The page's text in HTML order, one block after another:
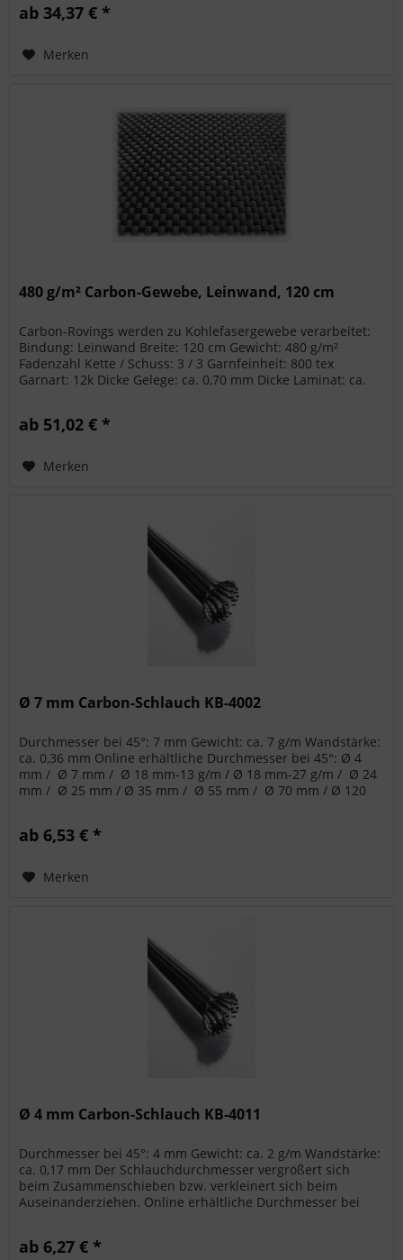
ab 34,37 € *
Merken
480 g/m² Carbon-Gewebe, Leinwand, 120 cm
Carbon-Rovings werden zu Kohlefasergewebe verarbeitet:
Bindung: Leinwand Breite: 120 cm Gewicht: 480 g/m²
Fadenzahl Kette / Schuss: 3 / 3 Garnfeinheit: 800 tex
Garnart: 12k Dicke Gelege: ca. 0,70 mm Dicke Laminat: ca.
ab 51,02 € *
Merken
Ø 7 mm Carbon-Schlauch KB-4002
Durchmesser bei 45°: 7 mm Gewicht: ca. 7 g/m Wandstärke:
ca. 0,36 mm Online erhältliche Durchmesser bei 45°: Ø 4
mm /  Ø 7 mm /  Ø 18 mm-13 g/m / Ø 18 mm-27 g/m /  Ø 24
mm /  Ø 25 mm / Ø 35 mm /  Ø 55 mm /  Ø 70 mm / Ø 120
ab 6,53 € *
Merken
Ø 4 mm Carbon-Schlauch KB-4011
Durchmesser bei 45°: 4 mm Gewicht: ca. 2 g/m Wandstärke:
ca. 0,17 mm Der Schlauchdurchmesser vergrößert sich
beim Zusammenschieben bzw. verkleinert sich beim
Auseinanderziehen. Online erhältliche Durchmesser bei
ab 6,27 € *